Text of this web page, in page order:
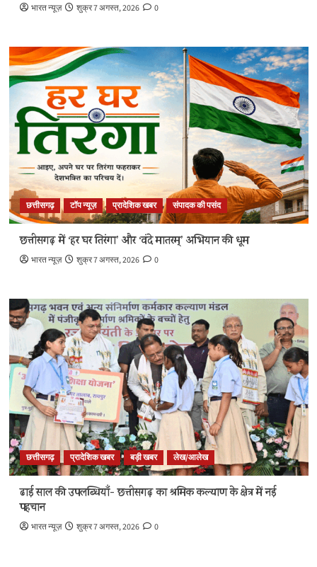
भारत न्यूज़ शुक्र 7 अगस्त, 2026 0
छत्तीसगढ़ टॉप न्यूज़ प्रादेशिक खबर संपादक की पसंद
छत्तीसगढ़ में ‘हर घर तिरंगा’ और ‘वंदे मातरम्’ अभियान की धूम
भारत न्यूज़ शुक्र 7 अगस्त, 2026 0
छत्तीसगढ़ प्रादेशिक खबर बड़ी खबर लेख/आलेख
ढाई साल की उपलब्धियाँ- छत्तीसगढ़ का श्रमिक कल्याण के क्षेत्र में नई
पहचान
भारत न्यूज़ शुक्र 7 अगस्त, 2026 0